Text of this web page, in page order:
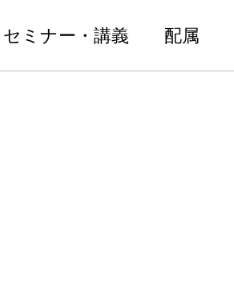
セミナー・講義 配属